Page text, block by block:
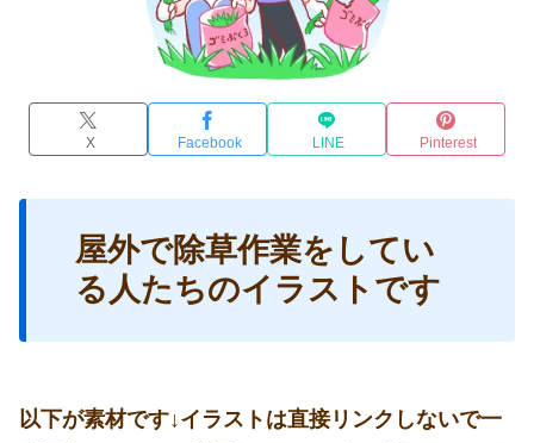
X Facebook LINE Pinterest
屋外で除草作業をしてい
る人たちのイラストです
以下が素材です↓イラストは直接リンクしないで一